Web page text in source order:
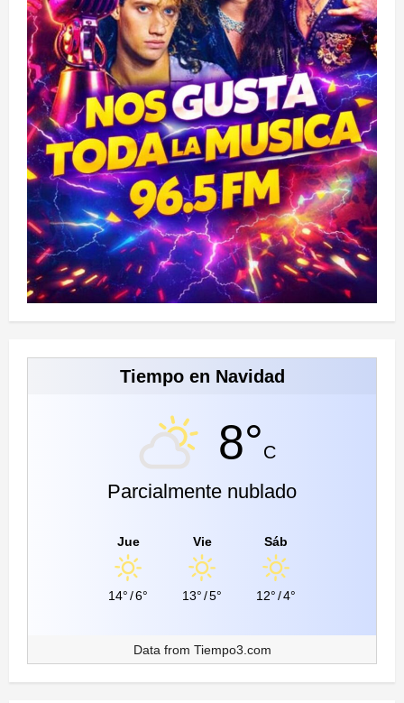
CONTRA
DE
LA
«LEY
NAIN-
RETAMAL»
Tiempo en Navidad
8°C
Parcialmente nublado
Jue
14°/6°
Vie
13°/5°
Sáb
12°/4°
Data from Tiempo3.com